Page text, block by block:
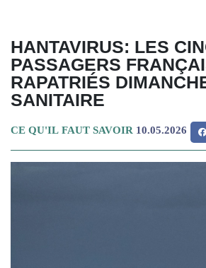
HANTAVIRUS: LES
PASSAGERS
RAPATRIÉS
SANITAIRE
CE QU'IL FAUT SAVOIR 10.05.2026